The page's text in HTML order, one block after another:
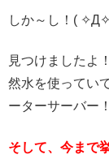
しか～し！(
見つけましたよ
然水を使ってい
ーターサーバー！
そして、今まで